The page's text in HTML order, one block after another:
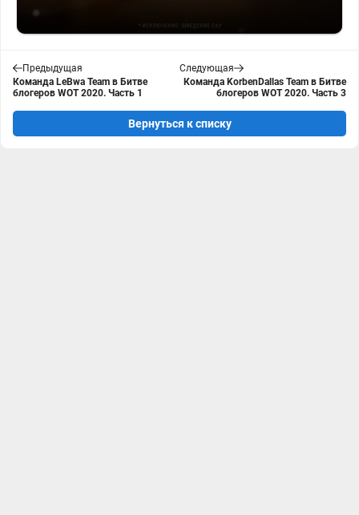
Предыдущая
Команда LeBwa Team в Битве
блогеров WOT 2020. Часть 1
Следующая
Команда KorbenDallas Team в Битве
блогеров WOT 2020. Часть 3
Вернуться к списку